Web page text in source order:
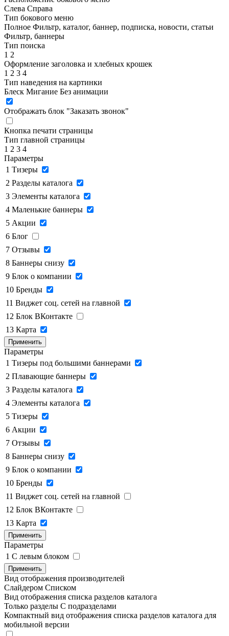
Слева Справа
Тип бокового меню
Полное Фильтр, каталог, баннер, подписка, новости, статьи
Фильтр, баннеры
Тип поиска
1 2
Оформление заголовка и хлебных крошек
1 2 3 4
Тип наведения на картинки
Блеск Мигание Без анимации
Отображать блок "Заказать звонок"
Кнопка печати страницы
Тип главной страницы
1 2 3 4
Параметры
1 Тизеры
2 Разделы каталога
3 Элементы каталога
4 Маленькие баннеры
5 Акции
6 Блог
7 Отзывы
8 Баннеры снизу
9 Блок о компании
10 Бренды
11 Виджет соц. сетей на главной
12 Блок ВКонтакте
13 Карта
Применить
Параметры
1 Тизеры под большими баннерами
2 Плавающие баннеры
3 Разделы каталога
4 Элементы каталога
5 Тизеры
6 Акции
7 Отзывы
8 Баннеры снизу
9 Блок о компании
10 Бренды
11 Виджет соц. сетей на главной
12 Блок ВКонтакте
13 Карта
Применить
Параметры
1 C левым блоком
Применить
Вид отображения производителей
Слайдером Списком
Вид отображения списка разделов каталога
Только разделы С подразделами
Компактный вид отображения списка разделов каталога для
мобильной версии